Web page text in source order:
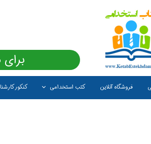
فروشگاه آنلاین کتب استخدامی کنکور